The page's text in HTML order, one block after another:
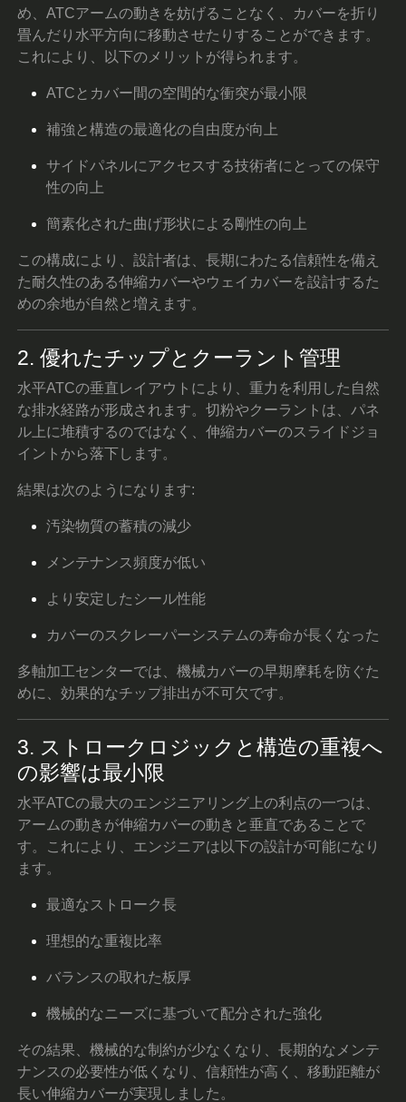
め、ATCアームの動きを妨げることなく、カバーを折り
畳んだり水平方向に移動させたりすることができます。
これにより、以下のメリットが得られます。
ATCとカバー間の空間的な衝突が最小限
補強と構造の最適化の自由度が向上
サイドパネルにアクセスする技術者にとっての保守
性の向上
簡素化された曲げ形状による剛性の向上
この構成により、設計者は、長期にわたる信頼性を備え
た耐久性のある伸縮カバーやウェイカバーを設計するた
めの余地が自然と増えます。
2. 優れたチップとクーラント管理
水平ATCの垂直レイアウトにより、重力を利用した自然
な排水経路が形成されます。切粉やクーラントは、パネ
ル上に堆積するのではなく、伸縮カバーのスライドジョ
イントから落下します。
結果は次のようになります:
汚染物質の蓄積の減少
メンテナンス頻度が低い
より安定したシール性能
カバーのスクレーパーシステムの寿命が長くなった
多軸加工センターでは、機械カバーの早期摩耗を防ぐた
めに、効果的なチップ排出が不可欠です。
3. ストロークロジックと構造の重複へ
の影響は最小限
水平ATCの最大のエンジニアリング上の利点の一つは、
アームの動きが伸縮カバーの動きと垂直であることで
す。これにより、エンジニアは以下の設計が可能になり
ます。
最適なストローク長
理想的な重複比率
バランスの取れた板厚
機械的なニーズに基づいて配分された強化
その結果、機械的な制約が少なくなり、長期的なメンテ
ナンスの必要性が低くなり、信頼性が高く、移動距離が
長い伸縮カバーが実現しました。